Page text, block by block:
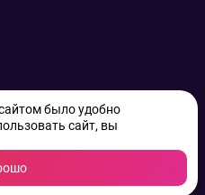
было удобно
сайт, вы